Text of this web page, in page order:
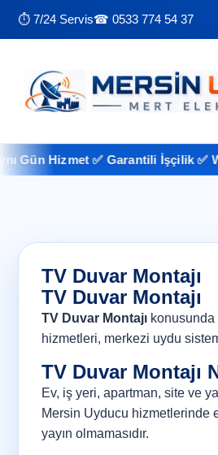
⏱ 7/24 Servis☎ 0533 774 54 37
Hizmet ✅ Garantili İşçilik ✅
TV Duvar Montajı
TV Duvar Montajı
TV Duvar Montajı konusunda
hizmetleri, merkezi uydu
TV Duvar Montajı
Ev, iş yeri, apartman, site ve
Mersin Uyducu hizmetlerinde
yayın olmamasıdır.